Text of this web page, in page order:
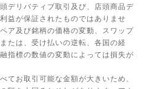
デリバティブ取引及び、店頭商品デ
益が保証されたものではありませ
ア及び銘柄の価格の変動、スワップ
たは、受け払いの逆転、各国の経
指標の数値の変動によっては損失が
てお取引可能な金額が大きいため、